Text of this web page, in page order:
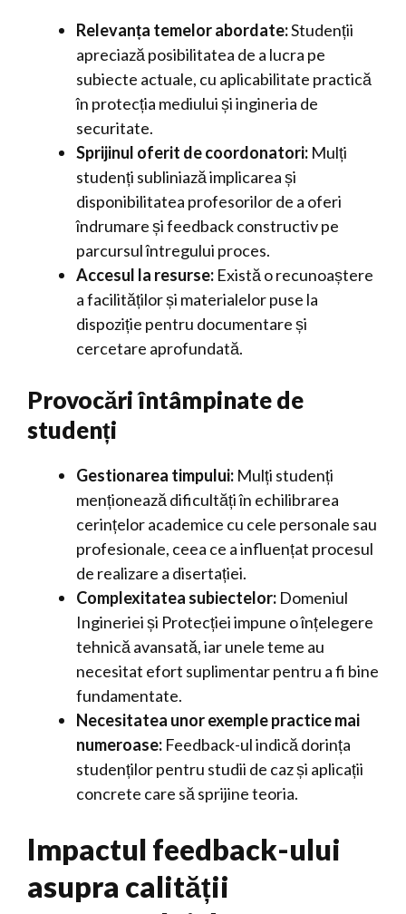
Relevanța temelor abordate:Studenții
apreciază posibilitatea de a lucra pe
subiecte actuale, cu aplicabilitate practică
în protecția mediului și ingineria de
securitate.
Sprijinul oferit de coordonatori: Mulți
studenți subliniază implicarea și
disponibilitatea profesorilor de a oferi
îndrumare și feedback constructiv pe
parcursul întregului proces.
Accesul la resurse: Există o recunoaștere
a facilităților și materialelor puse la
dispoziție pentru documentare și
cercetare aprofundată.
Provocări întâmpinate de
studenți
Gestionarea timpului: Mulți studenți
menționează dificultăți în echilibrarea
cerințelor academice cu cele personale sau
profesionale, ceea ce a influențat procesul
de realizare a disertației.
Complexitatea subiectelor: Domeniul
Ingineriei și Protecției impune o înțelegere
tehnică avansată, iar unele teme au
necesitat efort suplimentar pentru a fi bine
fundamentate.
Necesitatea unor exemple practice mai
numeroase: Feedback-ul indică dorința
studenților pentru studii de caz și aplicații
concrete care să sprijine teoria.
Impactul feedback-ului
asupra calității